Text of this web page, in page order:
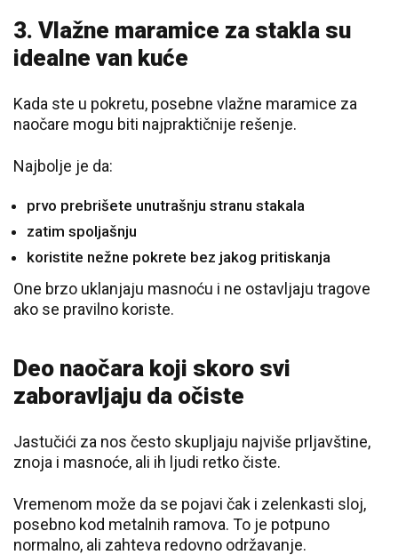
3. Vlažne maramice za stakla su
idealne van kuće
Kada ste u pokretu, posebne vlažne maramice za
naočare mogu biti najpraktičnije rešenje.
Najbolje je da:
prvo prebrišete unutrašnju stranu stakala
zatim spoljašnju
koristite nežne pokrete bez jakog pritiskanja
One brzo uklanjaju masnoću i ne ostavljaju tragove
ako se pravilno koriste.
Deo naočara koji skoro svi
zaboravljaju da očiste
Jastučići za nos često skupljaju najviše prljavštine,
znoja i masnoće, ali ih ljudi retko čiste.
Vremenom može da se pojavi čak i zelenkasti sloj,
posebno kod metalnih ramova. To je potpuno
normalno, ali zahteva redovno održavanje.